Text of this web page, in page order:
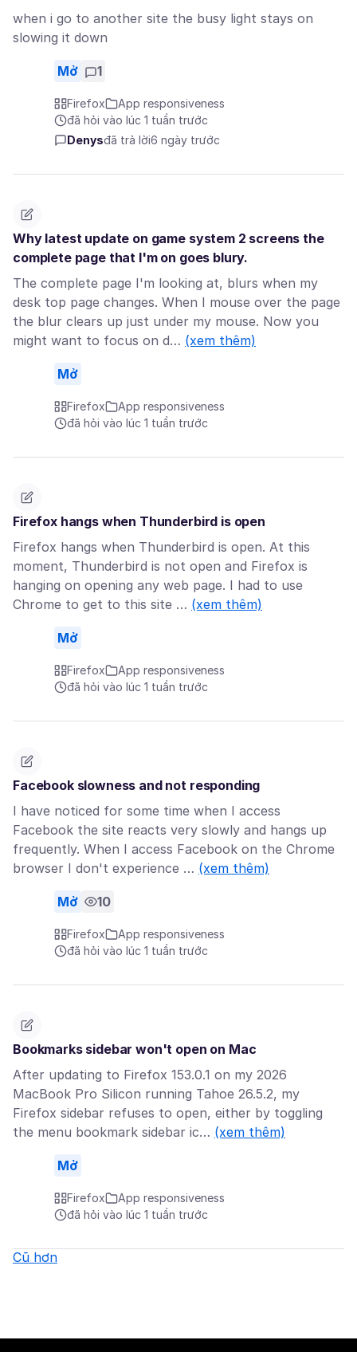
when i go to another site the busy light stays on
slowing it down
Mở 1
Firefox
App responsiveness
đã hỏi vào lúc 1 tuần trước
Denysđã trả lời6 ngày trước
Why latest update on game system 2 screens the
complete page that I'm on goes blury.
The complete page I'm looking at, blurs when my
desk top page changes. When I mouse over the page
the blur clears up just under my mouse. Now you
might want to focus on d… (xem thêm)
Mở
Firefox
App responsiveness
đã hỏi vào lúc 1 tuần trước
Firefox hangs when Thunderbird is open
Firefox hangs when Thunderbird is open. At this
moment, Thunderbird is not open and Firefox is
hanging on opening any web page. I had to use
Chrome to get to this site … (xem thêm)
Mở
Firefox
App responsiveness
đã hỏi vào lúc 1 tuần trước
Facebook slowness and not responding
I have noticed for some time when I access
Facebook the site reacts very slowly and hangs up
frequently. When I access Facebook on the Chrome
browser I don't experience … (xem thêm)
Mở 10
Firefox
App responsiveness
đã hỏi vào lúc 1 tuần trước
Bookmarks sidebar won't open on Mac
After updating to Firefox 153.0.1 on my 2026
MacBook Pro Silicon running Tahoe 26.5.2, my
Firefox sidebar refuses to open, either by toggling
the menu bookmark sidebar ic… (xem thêm)
Mở
Firefox
App responsiveness
đã hỏi vào lúc 1 tuần trước
Cũ hơn